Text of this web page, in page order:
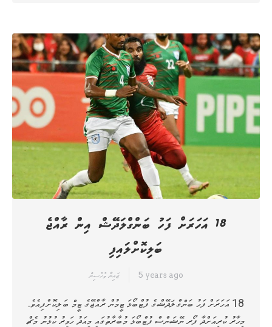
18 އަހަރަށް ފަހު ބަންގްލަދޭޝް އިން ރާއްޖެ
ބަލިކޮށްލައިފި
ޒައިނާ މުހުސިން 5 years ago
18 އަހަރަށް ފަހު ބަންގްލަދޭޝްގެ ފުޓްބޯޅަ ޓީމުން ރާއްޖޭގެ ޓީމް ބަލިކޮށްފިއެވެ.
މިހާރު ކުރިއަށްދާ ފޯރ ނޭޝަންސް ފުޓްބޯޅަ މުބާރާތުގައި މިއަދު ހަވީރު ކުޅުނު މެޗް